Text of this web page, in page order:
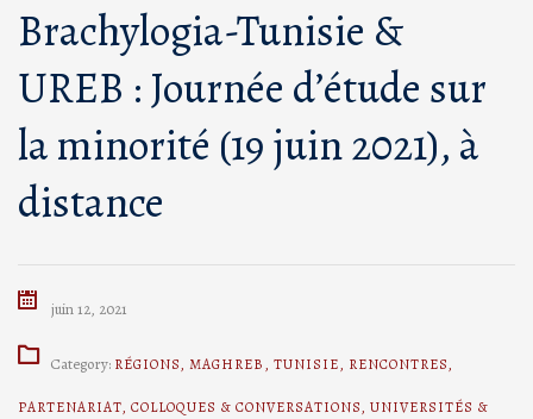
Brachylogia-Tunisie &
UREB : Journée d’étude sur
la minorité (19 juin 2021), à
distance
juin 12, 2021
Category: RÉGIONS, MAGHREB, TUNISIE, RENCONTRES,
PARTENARIAT, COLLOQUES & CONVERSATIONS, UNIVERSITÉS &